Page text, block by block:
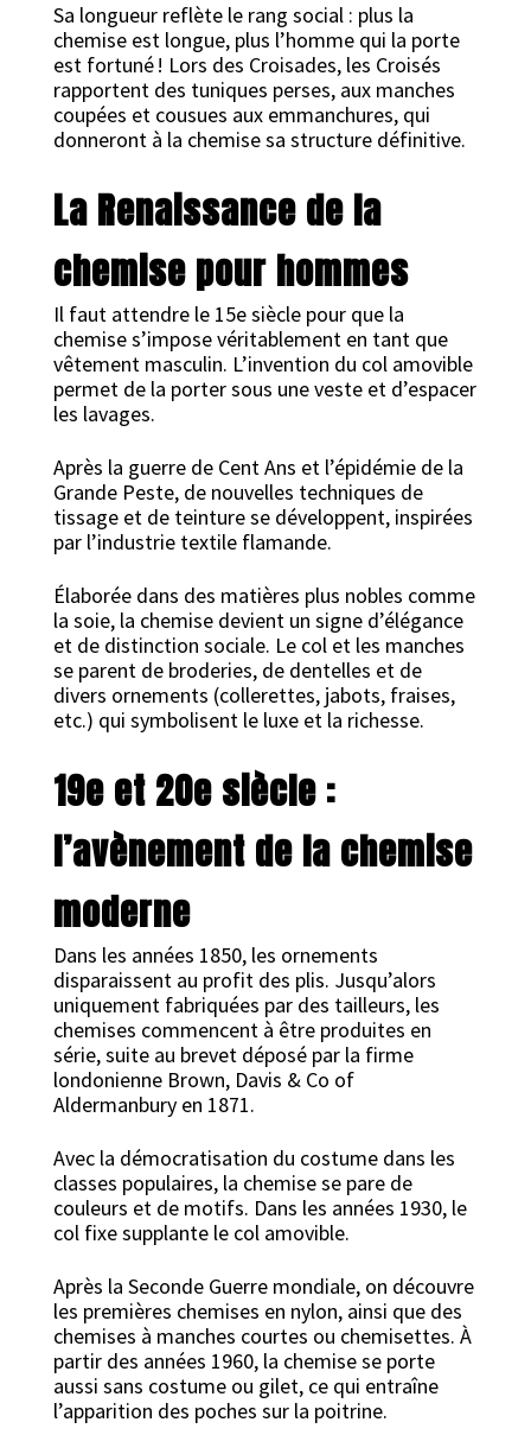
Sa longueur reflète le rang social : plus la
chemise est longue, plus l’homme qui la porte
est fortuné ! Lors des Croisades, les Croisés
rapportent des tuniques perses, aux manches
coupées et cousues aux emmanchures, qui
donneront à la chemise sa structure définitive.
La Renaissance de la
chemise pour hommes
Il faut attendre le 15e siècle pour que la
chemise s’impose véritablement en tant que
vêtement masculin. L’invention du col amovible
permet de la porter sous une veste et d’espacer
les lavages.
Après la guerre de Cent Ans et l’épidémie de la
Grande Peste, de nouvelles techniques de
tissage et de teinture se développent, inspirées
par l’industrie textile flamande.
Élaborée dans des matières plus nobles comme
la soie, la chemise devient un signe d’élégance
et de distinction sociale. Le col et les manches
se parent de broderies, de dentelles et de
divers ornements (collerettes, jabots, fraises,
etc.) qui symbolisent le luxe et la richesse.
19e et 20e siècle :
l’avènement de la chemise
moderne
Dans les années 1850, les ornements
disparaissent au profit des plis. Jusqu’alors
uniquement fabriquées par des tailleurs, les
chemises commencent à être produites en
série, suite au brevet déposé par la firme
londonienne Brown, Davis & Co of
Aldermanbury en 1871.
Avec la démocratisation du costume dans les
classes populaires, la chemise se pare de
couleurs et de motifs. Dans les années 1930, le
col fixe supplante le col amovible.
Après la Seconde Guerre mondiale, on découvre
les premières chemises en nylon, ainsi que des
chemises à manches courtes ou chemisettes. À
partir des années 1960, la chemise se porte
aussi sans costume ou gilet, ce qui entraîne
l’apparition des poches sur la poitrine.